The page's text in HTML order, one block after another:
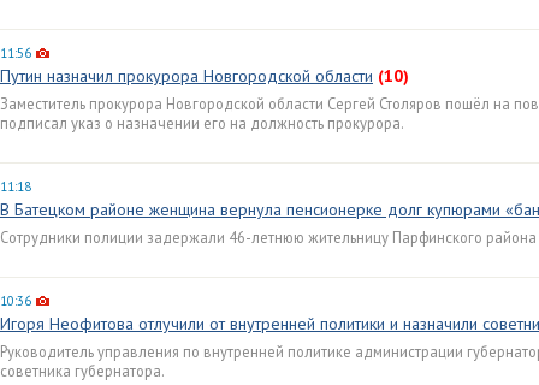
11:56
Путин назначил прокурора Новгородской области (10)
Заместитель прокурора Новгородской области Сергей Столяров пошёл на
подписал указ о назначении его на должность прокурора.
11:18
В Батецком районе женщина вернула пенсионерке долг купюрами
Сотрудники полиции задержали 46-летнюю жительницу Парфинского
10:36
Игоря Неофитова отлучили от внутренней политики и назначили
Руководитель управления по внутренней политике администрации
советника губернатора.